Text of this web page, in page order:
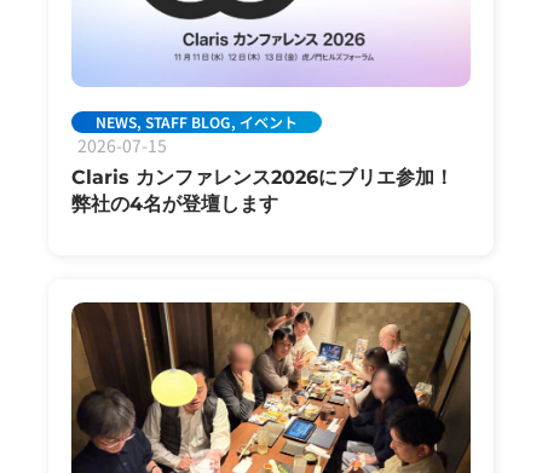
NEWS,STAFF BLOG, イベント
2026-07-15
Claris カンファレンス2026にブリエ参加！
弊社の4名が登壇します